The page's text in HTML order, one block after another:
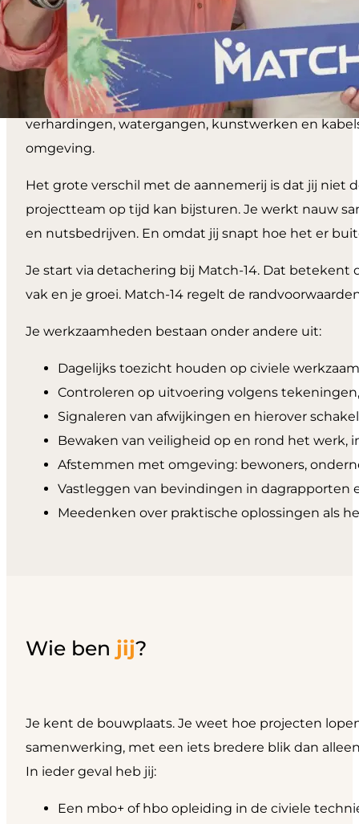
Over defunctie
Als Junior Toezichthouder Civiele Techniek ben
verhardingen, watergangen, kunstwerken en
omgeving.
Het grote verschil met de aannemerij is dat jij niet
projectteam op tijd kan bijsturen. Je werkt nauw
en nutsbedrijven. En omdat jij snapt hoe het er
Je start via detachering bij Match-14. Dat
vak en je groei. Match-14 regelt de
Je werkzaamheden bestaan onder andere uit:
Dagelijks toezicht houden op civiele
Controleren op uitvoering volgens
Signaleren van afwijkingen en hierover
Bewaken van veiligheid op en rond het werk,
Afstemmen met omgeving: bewoners,
Vastleggen van bevindingen in dagrapporten
Meedenken over praktische oplossingen als
Wie ben jij?
Je kent de bouwplaats. Je weet hoe projecten
samenwerking, met een iets bredere blik dan
In ieder geval heb jij:
Een mbo+ of hbo opleiding in de civiele